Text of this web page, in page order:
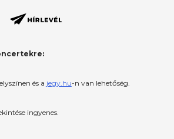
és a jegy.hu-n van lehetőség.
ingyenes.